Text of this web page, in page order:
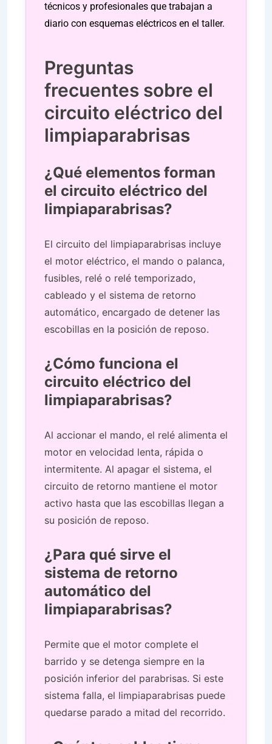
técnicos y profesionales que trabajan a
diario con esquemas eléctricos en el taller.
Preguntas
frecuentes sobre el
circuito eléctrico del
limpiaparabrisas
¿Qué elementos forman
el circuito eléctrico del
limpiaparabrisas?
El circuito del limpiaparabrisas incluye
el motor eléctrico, el mando o palanca,
fusibles, relé o relé temporizado,
cableado y el sistema de retorno
automático, encargado de detener las
escobillas en la posición de reposo.
¿Cómo funciona el
circuito eléctrico del
limpiaparabrisas?
Al accionar el mando, el relé alimenta el
motor en velocidad lenta, rápida o
intermitente. Al apagar el sistema, el
circuito de retorno mantiene el motor
activo hasta que las escobillas llegan a
su posición de reposo.
¿Para qué sirve el
sistema de retorno
automático del
limpiaparabrisas?
Permite que el motor complete el
barrido y se detenga siempre en la
posición inferior del parabrisas. Si este
sistema falla, el limpiaparabrisas puede
quedarse parado a mitad del recorrido.